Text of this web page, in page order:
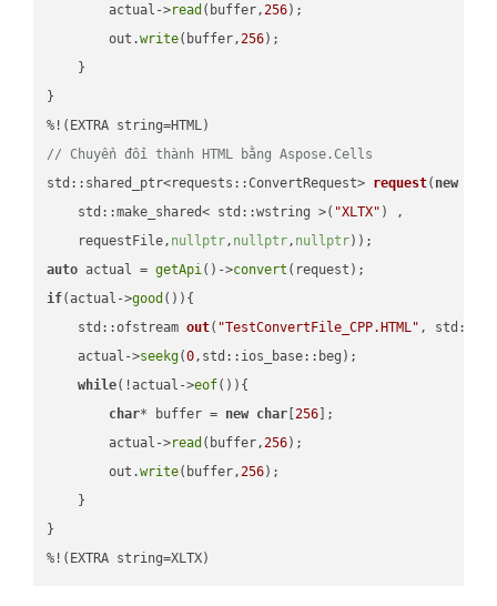
        actual->
read (buffer,256);
        out.
write(buffer,256);
    }
}
// Chuyển đổi thành HTML bằng Aspose.Cells
std::shared_ptr<requests::ConvertRequest> request( new
    std::make_shared< std::wstring >(
"XLTX" ) ,
    requestFile,
nullptr, nullptr, nullptr))
auto actual = getApi()->convert
if(actual->good ()){
std::ofstream out( "TestConvertFile_CPP.HTML" ,
    actual->
seekg(0,std::ios_base::beg);
while(!actual->eof()){
char* buffer = new char [256 ];
        actual->
read (buffer,256);
        out.
write(buffer,256);
    }
}
%!(EXTRA string=XLTX)